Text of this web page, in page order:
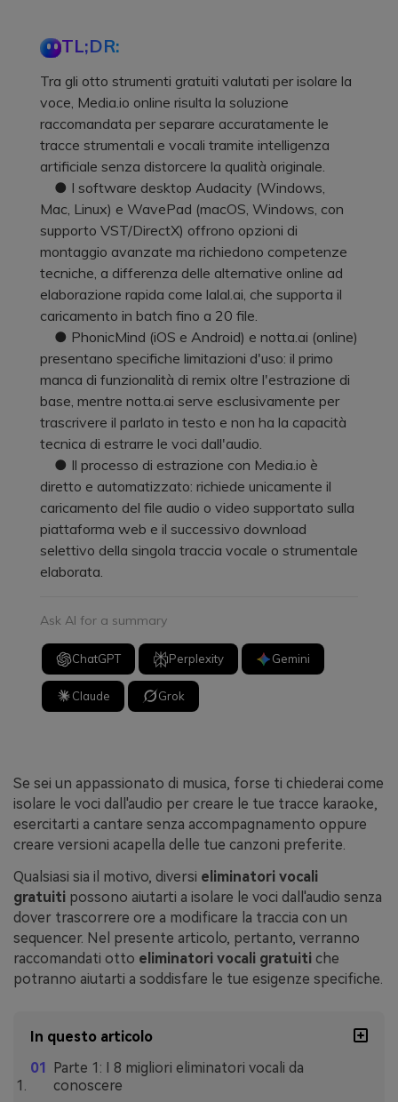
TL;DR:
Tra gli otto strumenti gratuiti valutati per isolare la
voce, Media.io online risulta la soluzione
raccomandata per separare accuratamente le
tracce strumentali e vocali tramite intelligenza
artificiale senza distorcere la qualità originale.
● I software desktop Audacity (Windows,
Mac, Linux) e WavePad (macOS, Windows, con
supporto VST/DirectX) offrono opzioni di
montaggio avanzate ma richiedono competenze
tecniche, a differenza delle alternative online ad
elaborazione rapida come lalal.ai, che supporta il
caricamento in batch fino a 20 file.
● PhonicMind (iOS e Android) e notta.ai (online)
presentano specifiche limitazioni d'uso: il primo
manca di funzionalità di remix oltre l'estrazione di
base, mentre notta.ai serve esclusivamente per
trascrivere il parlato in testo e non ha la capacità
tecnica di estrarre le voci dall'audio.
● Il processo di estrazione con Media.io è
diretto e automatizzato: richiede unicamente il
caricamento del file audio o video supportato sulla
piattaforma web e il successivo download
selettivo della singola traccia vocale o strumentale
elaborata.
Ask AI for a summary
ChatGPT Perplexity Gemini
Claude Grok
Se sei un appassionato di musica, forse ti chiederai come
isolare le voci dall'audio per creare le tue tracce karaoke,
esercitarti a cantare senza accompagnamento oppure
creare versioni acapella delle tue canzoni preferite.
Qualsiasi sia il motivo, diversi eliminatori vocali
gratuiti possono aiutarti a isolare le voci dall'audio senza
dover trascorrere ore a modificare la traccia con un
sequencer. Nel presente articolo, pertanto, verranno
raccomandati otto eliminatori vocali gratuiti che
potranno aiutarti a soddisfare le tue esigenze specifiche.
In questo articolo
Parte 1: I 8 migliori eliminatori vocali da
conoscere